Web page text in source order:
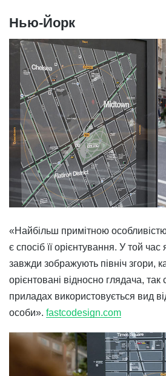
Нью-Йорк
«Найбільш примітною
є спосіб її орієнтування. У той час
завжди зображують північ згори,
орієнтовані відносно глядача,
приладах використовується вид
особи». fastcodesign.com